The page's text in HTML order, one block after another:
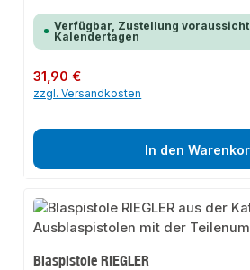
Verfügbar, Zustellung
Kalendertagen
Regulärer Preis:
31,90 €
zzgl. Versandkosten
In den
Blaspistole RIEGLER